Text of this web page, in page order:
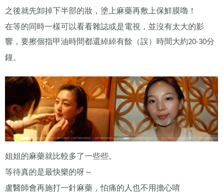
之後就先卸掉下半部的妝，塗上麻藥再敷上保鮮膜嚕！
在等的同時一樣可以看看雜誌或是電視，並沒有太大的影
響，要擦個指甲油時間都還綽綽有餘（誤）時間大約20-30分
鐘。
姐姐的麻藥就比較多了一些些。
等待真的是最快樂的呀～
盧醫師會再施打一針麻藥，怕痛的人也不用擔心唷